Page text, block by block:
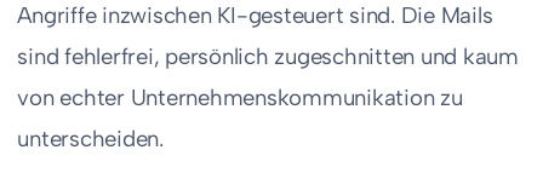
Angriffe inzwischen KI-gesteuert sind. Die Mails
sind fehlerfrei, persönlich zugeschnitten und kaum
von echter Unternehmenskommunikation zu
unterscheiden.